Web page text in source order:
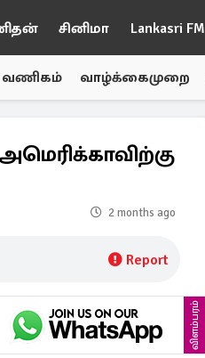
சினிமா Lankasri FM
வணிகம் வாழ்க்கைமுறை
2 months ago
Report
விளம்பரம்